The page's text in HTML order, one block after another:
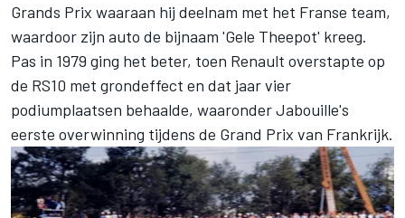
Grands Prix waaraan hij deelnam met het Franse team,
waardoor zijn auto de bijnaam 'Gele Theepot' kreeg.
Pas in 1979 ging het beter, toen Renault overstapte op
de RS10 met grondeffect en dat jaar vier
podiumplaatsen behaalde, waaronder Jabouille's
eerste overwinning tijdens de Grand Prix van Frankrijk.